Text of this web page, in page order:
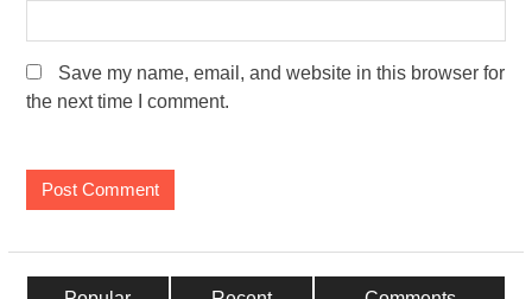
Save my name, email, and website in this browser for
the next time I comment.